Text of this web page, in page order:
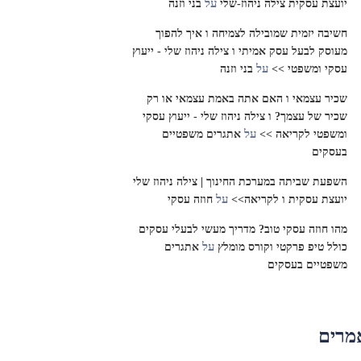
יועצת עסקית צילה ניהוז-שלי עלבני וזנה
חשיבה יזמית שמובילה לצמיחה ו איך להפוך
מעוסק לבעל עסק אמיתי ו צילה ניהוז שלי - ייעוץ
עסקי ומשפטי >> עלבני וזנה
שכיר עצמאי ו האם אתה באמת עצמאי או רק
שכיר של עצמך? ו צילה ניהוז שלי - ייעוץ עסקי
ומשפטי לקריאה >> עלאתגרים משפטיים
בעסקים
השפעת שביתה במערכת החינוך | צילה ניהוז שלי
יועצת עסקית ו לקריאה>> עלחוזה עסקי
מהו חוזה עסקי טוב? מדריך מעשי לבעלי עסקים
כולל טיפ פרקטי וקורס מומלץ עלאתגרים
משפטיים בעסקים